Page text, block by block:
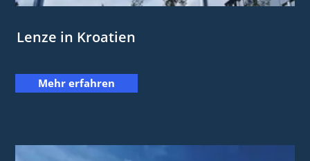
Lenze in Kroatien
Mehr erfahren